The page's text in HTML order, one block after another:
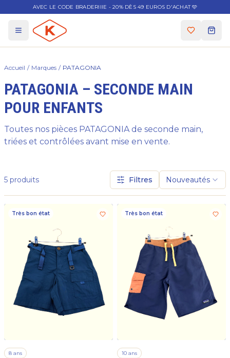
AVEC LE CODE BRADERIIIE - 20% DÈS 49 EUROS D'ACHAT 🩵
Accueil / Marques / PATAGONIA
PATAGONIA – SECONDE MAIN
POUR ENFANTS
Toutes nos pièces PATAGONIA de seconde main,
triées et contrôlées avant mise en vente.
5 produits Filtres Nouveautés
Très bon état
8 ans
Très bon état
10 ans